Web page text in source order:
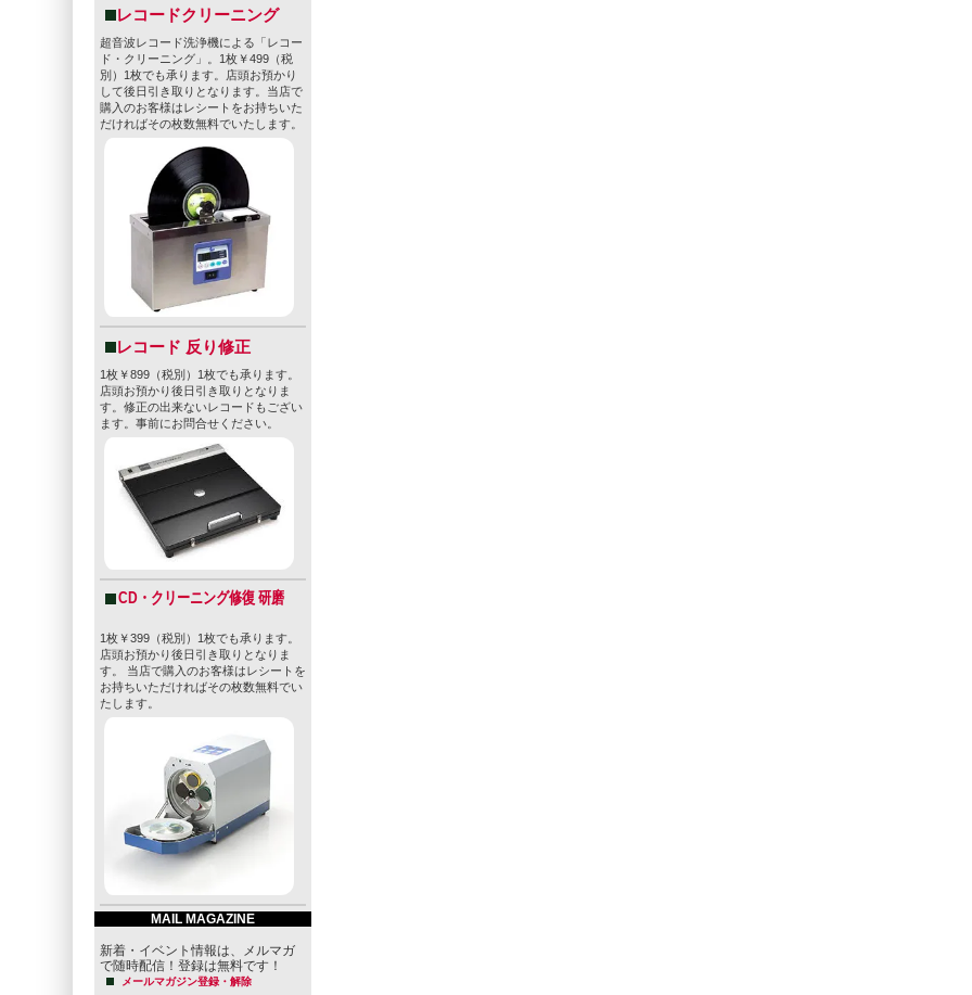
レコードクリーニング
超音波レコード洗浄機による「レコー
ド・クリーニング」。1枚￥499（税
別）1枚でも承ります。店頭お預かり
して後日引き取りとなります。当店で
購入のお客様はレシートをお持ちいた
だければその枚数無料でいたします。
レコード 反り修正
1枚￥899（税別）1枚でも承ります。
店頭お預かり後日引き取りとなりま
す。修正の出来ないレコードもござい
ます。事前にお問合せください。
CD・クリーニング修復 研磨
1枚￥399（税別）1枚でも承ります。
店頭お預かり後日引き取りとなりま
す。 当店で購入のお客様はレシートを
お持ちいただければその枚数無料でい
たします。
MAIL MAGAZINE
新着・イベント情報は、メルマガ
で随時配信！登録は無料です！
メールマガジン登録・解除